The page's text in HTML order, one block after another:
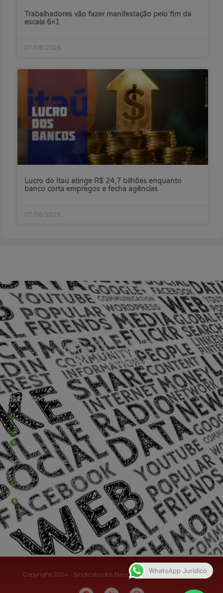
Trabalhadores vão fazer manifestação pelo fim da
escala 6×1
07/08/2026
Lucro do Itaú atinge R$ 24,7 bilhões enquanto
banco corta empregos e fecha agências
07/08/2026
Sede Barra Mansa
Rua Rio Branco, nº107 (2º andar), Centro - Cep: 27.330-030
(24) 3323-2848 ou (24) 3323-2500
De segunda à sexta-feira , das 9h às 17h.
Sede Campestre:
Estrada Governador Chagas Freitas – 3.780 – Colônia Santo
Antônio – Barra Mansa
De terça-feira a domingo, das 9h às 17h
Copyright 2024 - Sindicato dos Bancários do Sul Fluminense
WhatsApp Jurídico